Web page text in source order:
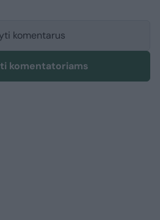
komentarus
komentatoriams